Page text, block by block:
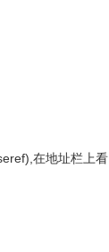
在地址栏上看